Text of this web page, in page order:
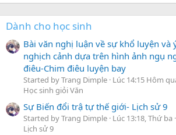
Dành cho học sinh
Bài văn nghị luận về sự khổ luyện và
nghịch cảnh dựa trên hình ảnh ngụ
điêu-Chim điêu luyện bay
Started by Trang Dimple Lúc 14:15 Hôm
Học sinh giỏi Văn
Sự Biến đổi trậ tự thế giới- Lịch sử 9
Started by Trang Dimple Lúc 13:18, Thứ ba
Lịch sử 9